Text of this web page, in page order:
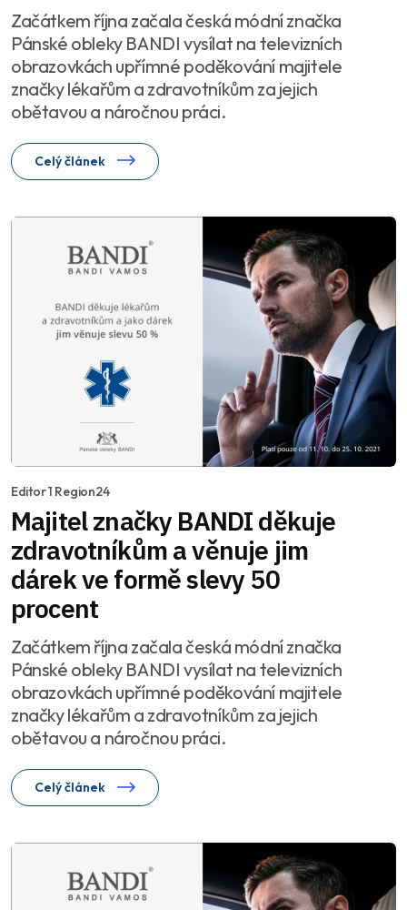
Začátkem října začala česká módní značka
Pánské obleky BANDI vysílat na televizních
obrazovkách upřímné poděkování majitele
značky lékařům a zdravotníkům za jejich
obětavou a náročnou práci.
Celý článek
Editor 1 Region24
Majitel značky BANDI děkuje
zdravotníkům a věnuje jim
dárek ve formě slevy 50
procent
Začátkem října začala česká módní značka
Pánské obleky BANDI vysílat na televizních
obrazovkách upřímné poděkování majitele
značky lékařům a zdravotníkům za jejich
obětavou a náročnou práci.
Celý článek